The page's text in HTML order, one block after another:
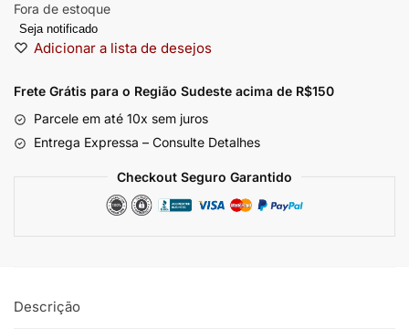
Fora de estoque
Seja notificado
Adicionar a lista de desejos
Frete Grátis para o Região Sudeste acima de R$150
Parcele em até 10x sem juros
Entrega Expressa – Consulte Detalhes
Checkout Seguro Garantido
Descrição